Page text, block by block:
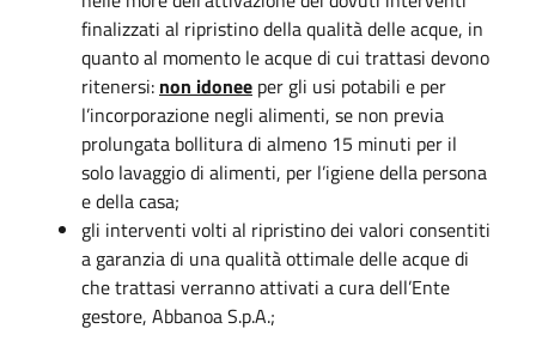
finalizzati al ripristino della qualità delle acque, in
quanto al momento le acque di cui trattasi devono
ritenersi: non idonee per gli usi potabili e per
l’incorporazione negli alimenti, se non previa
prolungata bollitura di almeno 15 minuti per il
solo lavaggio di alimenti, per l’igiene della persona
e della casa;
gli interventi volti al ripristino dei valori consentiti
a garanzia di una qualità ottimale delle acque di
che trattasi verranno attivati a cura dell’Ente
gestore, Abbanoa S.p.A.;